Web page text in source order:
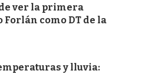
ver la primera
como DT de la
y lluvia: